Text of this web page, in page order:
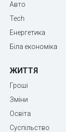
Авто
Tech
Енергетика
Біла економіка
ЖИТТЯ
Гроші
Зміни
Освіта
Суспільство